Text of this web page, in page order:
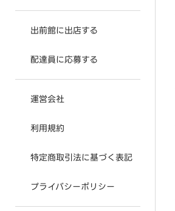
出前館に出店する
配達員に応募する
運営会社
利用規約
特定商取引法に基づく表記
プライバシーポリシー